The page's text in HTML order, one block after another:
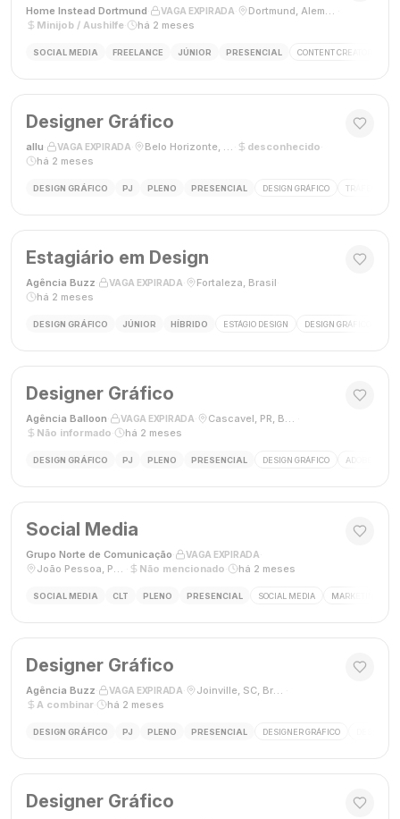
Home Instead Dortmund VAGA EXPIRADA Dortmund, Alemanha
Minijob / Aushilfe
há 2 meses
SOCIAL MEDIA FREELANCE JÚNIOR PRESENCIAL CONTENT CREATOR
Designer Gráfico
allu VAGA EXPIRADA Belo Horizonte, MG, Brasil desconhecido
há 2 meses
DESIGN GRÁFICO PJ PLENO PRESENCIAL DESIGN GRÁFICO TRÁFEGO
Estagiário em Design
Agência Buzz VAGA EXPIRADA Fortaleza, Brasil
há 2 meses
DESIGN GRÁFICO JÚNIOR HÍBRIDO ESTÁGIO DESIGN DESIGN GRÁFICO
Designer Gráfico
Agência Balloon VAGA EXPIRADA Cascavel, PR, Brasil
Não informado
há 2 meses
DESIGN GRÁFICO PJ PLENO PRESENCIAL DESIGN GRÁFICO ADOBE
Social Media
Grupo Norte de Comunicação VAGA EXPIRADA
João Pessoa, Paraíba, Brasil
Não mencionado há 2 meses
SOCIAL MEDIA CLT PLENO PRESENCIAL SOCIAL MEDIA MARKETING
Designer Gráfico
Agência Buzz VAGA EXPIRADA Joinville, SC, Brasil
A combinar
há 2 meses
DESIGN GRÁFICO PJ PLENO PRESENCIAL DESIGNER GRÁFICO
Designer Gráfico